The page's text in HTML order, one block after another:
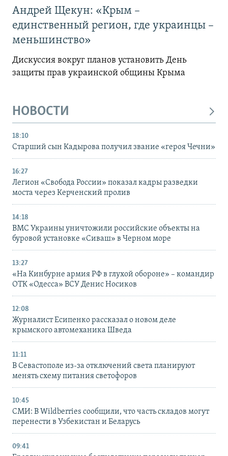
Андрей Щекун: «Крым –
единственный регион, где украинцы –
меньшинство»
Дискуссия вокруг планов установить День
защиты прав украинской общины Крыма
НОВОСТИ
18:10
Старший сын Кадырова получил звание «героя Чечни»
16:27
Легион «Свобода России» показал кадры разведки
моста через Керченский пролив
14:18
ВМС Украины уничтожили российские объекты на
буровой установке «Сиваш» в Черном море
13:27
«На Кинбурне армия РФ в глухой обороне» – командир
ОТК «Одесса» ВСУ Денис Носиков
12:08
Журналист Есипенко рассказал о новом деле
крымского автомеханика Шведа
11:11
В Севастополе из-за отключений света планируют
менять схему питания светофоров
10:45
СМИ: В Wildberries сообщили, что часть складов могут
перенести в Узбекистан и Беларусь
09:41